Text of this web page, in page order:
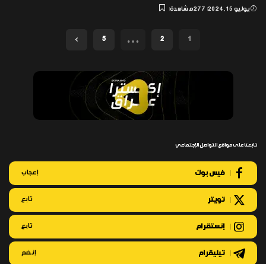
يوليو 15, 2024 277 مشاهدة
1
2
…
5
تابعنا على مواقع التواصل الإجتماعي
فيس بوك إعجاب
تويتر تابع
إنستقرام تابع
تيليقرام إنضم